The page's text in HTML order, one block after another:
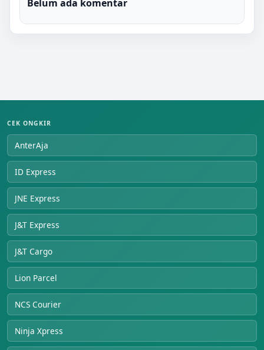
Belum ada komentar
CEK ONGKIR
AnterAja
ID Express
JNE Express
J&T Express
J&T Cargo
Lion Parcel
NCS Courier
Ninja Xpress